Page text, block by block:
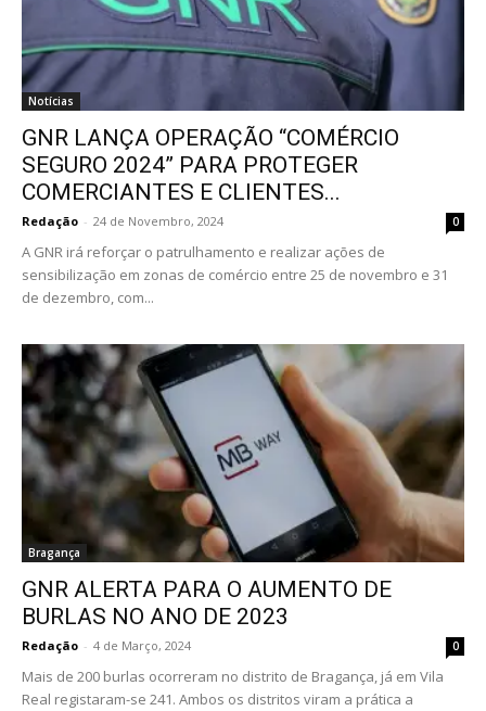
Notícias
GNR LANÇA OPERAÇÃO “COMÉRCIO
SEGURO 2024” PARA PROTEGER
COMERCIANTES E CLIENTES...
Redação - 24 de Novembro, 2024 0
A GNR irá reforçar o patrulhamento e realizar ações de
sensibilização em zonas de comércio entre 25 de novembro e 31
de dezembro, com...
Bragança
GNR ALERTA PARA O AUMENTO DE
BURLAS NO ANO DE 2023
Redação - 4 de Março, 2024 0
Mais de 200 burlas ocorreram no distrito de Bragança, já em Vila
Real registaram-se 241. Ambos os distritos viram a prática a